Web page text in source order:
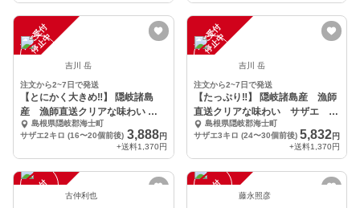
注
文
受
付
停
止
中
吉川 岳
注文から2~7日で発送
【とにかく大きめ‼️】 隠岐諸島
産 漁師直送クリアな味わい サ
ザエ 2キロ
島根県隠岐郡海士町
サザエ2キロ (16〜20個前後) 3,888円
+送料1,370円
注
文
受
付
停
止
中
吉川 岳
注文から2~7日で発送
【たっぷり‼️】 隠岐諸島産 漁師
直送クリアな味わい サザエ 3
キロ島根県隠岐郡海士町
サザエ3キロ (24〜30個前後) 5,832円
+送料1,370円
注
文
受
付
停
止 古仲利也 注
文
受
付
停
止 藤永照彦